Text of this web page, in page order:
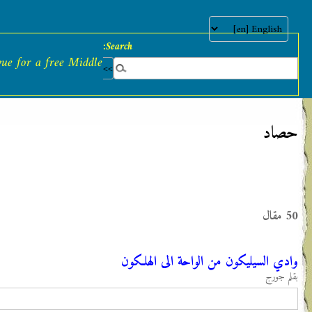
Middle East Watch
The alternative press
East
«عين دارة»